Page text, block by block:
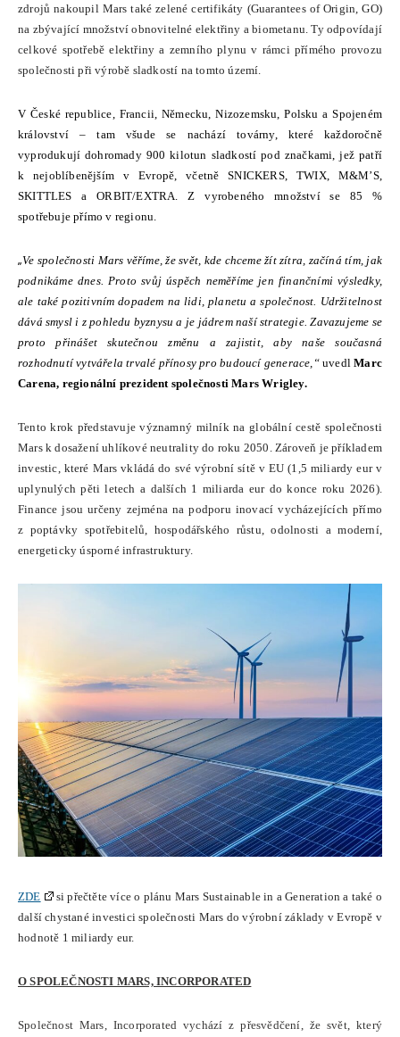
zdrojů nakoupil Mars také zelené certifikáty (Guarantees of Origin, GO)
na zbývající množství obnovitelné elektřiny a biometanu. Ty odpovídají
celkové spotřebě elektřiny a zemního plynu v rámci přímého provozu
společnosti při výrobě sladkostí na tomto území.
V České republice, Francii, Německu, Nizozemsku, Polsku a Spojeném
království – tam všude se nachází továrny, které každoročně
vyprodukují dohromady 900 kilotun sladkostí pod značkami, jež patří
k nejoblíbenějším v Evropě, včetně SNICKERS, TWIX, M&M’S,
SKITTLES a ORBIT/EXTRA. Z vyrobeného množství se 85 %
spotřebuje přímo v regionu.
„Ve společnosti Mars věříme, že svět, kde chceme žít zítra, začíná tím, jak
podnikáme dnes. Proto svůj úspěch neměříme jen finančními výsledky,
ale také pozitivním dopadem na lidi, planetu a společnost. Udržitelnost
dává smysl i z pohledu byznysu a je jádrem naší strategie. Zavazujeme se
proto přinášet skutečnou změnu a zajistit, aby naše současná
rozhodnutí vytvářela trvalé přínosy pro budoucí generace,“uvedlMarc
Carena, regionální prezident společnosti Mars Wrigley.
Tento krok představuje významný milník na globální cestě společnosti
Mars k dosažení uhlíkové neutrality do roku 2050. Zároveň je příkladem
investic, které Mars vkládá do své výrobní sítě v EU (1,5 miliardy eur v
uplynulých pěti letech a dalších 1 miliarda eur do konce roku 2026).
Finance jsou určeny zejména na podporu inovací vycházejících přímo
z poptávky spotřebitelů, hospodářského růstu, odolnosti a moderní,
energeticky úsporné infrastruktury.
ZDE
si přečtěte více o plánu Mars Sustainable in a Generation a také o
další chystané investici společnosti Mars do výrobní základy v Evropě v
hodnotě 1 miliardy eur.
O SPOLEČNOSTI MARS, INCORPORATED
Společnost Mars, Incorporated vychází z přesvědčení, že svět, který